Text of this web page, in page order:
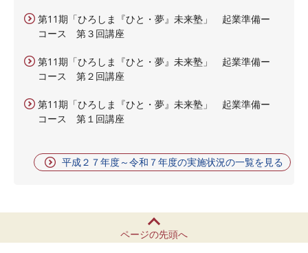
第11期「ひろしま『ひと・夢』未来塾」 起業準備ー
コース 第３回講座
第11期「ひろしま『ひと・夢』未来塾」 起業準備ー
コース 第２回講座
第11期「ひろしま『ひと・夢』未来塾」 起業準備ー
コース 第１回講座
平成２７年度～令和７年度の実施状況の一覧を見る
ページの先頭へ